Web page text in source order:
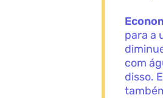
para a
com
disso.